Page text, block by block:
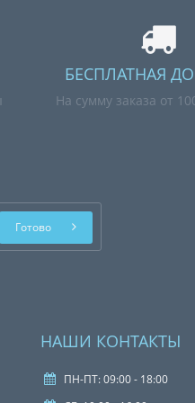
БЕСПЛАТНАЯ
На сумму заказа от
Готово
НАШИ КОНТАКТЫ
ПН-ПТ: 09:00 - 18:00